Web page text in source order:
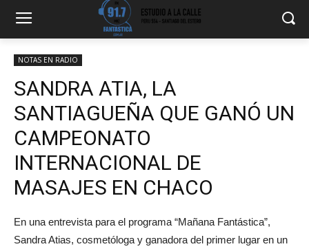
NOTAS EN RADIO
SANDRA ATIA, LA
SANTIAGUEÑA QUE GANÓ UN
CAMPEONATO
INTERNACIONAL DE
MASAJES EN CHACO
En una entrevista para el programa “Mañana Fantástica”,
Sandra Atias, cosmetóloga y ganadora del primer lugar en un